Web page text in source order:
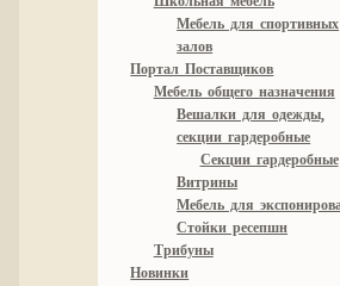
Мебель для спортивных
залов
Портал Поставщиков
Мебель общего назначения
Вешалки для одежды,
секции гардеробные
Секции гардеробные
Витрины
Мебель для
Стойки ресепшн
Трибуны
Новинки